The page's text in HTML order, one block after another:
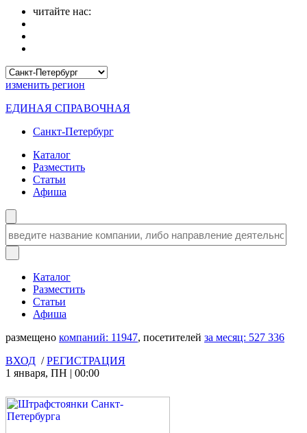
читайте нас:
изменить регион
ЕДИНАЯ СПРАВОЧНАЯ
Санкт-Петербург
Каталог
Разместить
Статьи
Афиша
Каталог
Разместить
Статьи
Афиша
размещено компаний: 11947, посетителей за месяц: 527 336
ВХОД /РЕГИСТРАЦИЯ
1 января, ПН | 00:00